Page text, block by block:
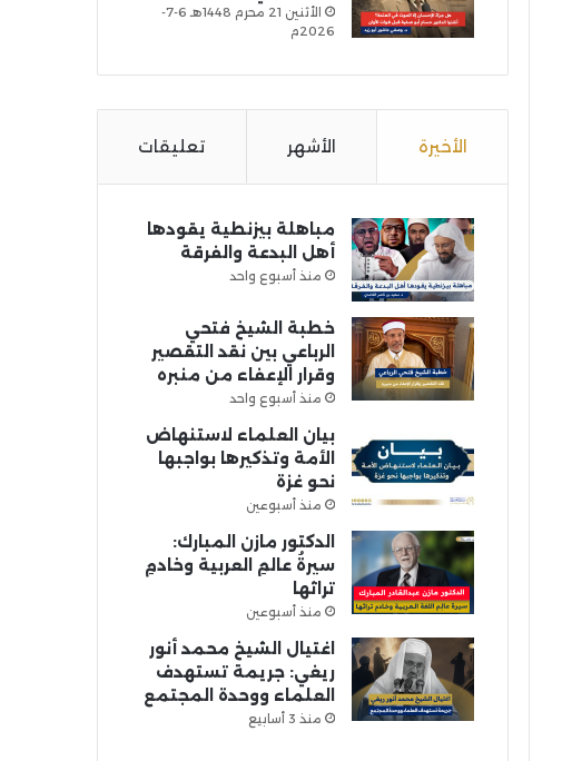
الأثنين 21 محرم 1448هـ 6-7-
2026م
الأخيرة الأشهر تعليقات
مباهلة بيزنطية يقودها
أهل البدعة والفرقة
منذ أسبوع واحد
خطبة الشيخ فتحي
الرباعي بين نقد التقصير
وقرار الإعفاء من منبره
منذ أسبوع واحد
بيان العلماء لاستنهاض
الأمة وتذكيرها بواجبها
نحو غزة
منذ أسبوعين
الدكتور مازن المبارك:
سيرةُ عالمِ العربية وخادمِ
تراثها
منذ أسبوعين
اغتيال الشيخ محمد أنور
ريغي: جريمة تستهدف
العلماء ووحدة المجتمع
منذ 3 أسابيع